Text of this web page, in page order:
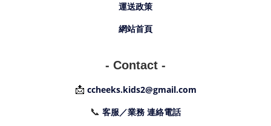
運送政策
網站首頁
- Contact -
📩 ccheeks.kids2@gmail.com
📞 客服／業務 連絡電話